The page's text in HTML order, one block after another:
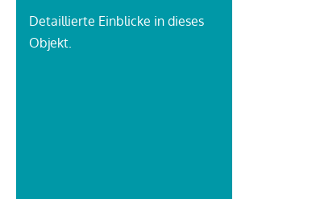
Detaillierte Einblicke in dieses
Objekt.